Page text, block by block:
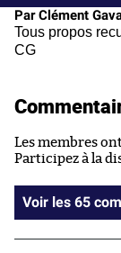
Par Clément
Tous propos
CG
Les membres
Participez à la
Voir